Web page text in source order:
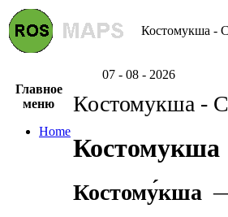
Костомукша -
07 - 08 - 2026
Главное
меню
Home
Костомукша -
Костомукша
Костому́кша